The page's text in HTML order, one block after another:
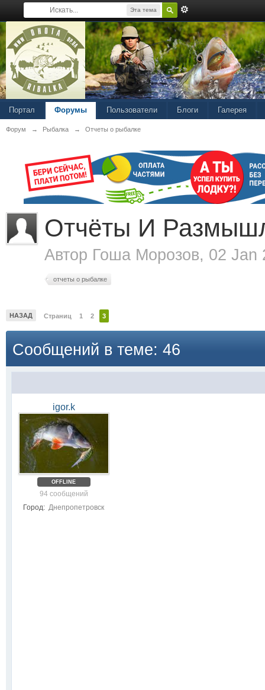
Эта тема
Портал Форумы Пользователи Блоги Галерея
Форум → Рыбалка → Отчеты о рыбалке
Отчёты И
Автор Гоша Морозов, 02 Jan
отчеты о рыбалке
НАЗАД Страниц 1 2 3
Сообщений в теме: 46
igor.k
OFFLINE
94 сообщений
Город: Днепропетровск